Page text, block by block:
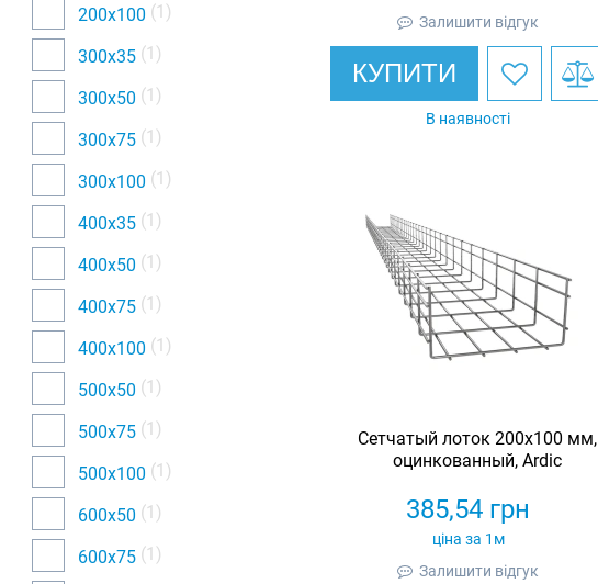
200х100 (1)
300х35 (1)
300х50 (1)
300х75 (1)
300х100 (1)
400х35 (1)
400х50 (1)
400х75 (1)
400х100 (1)
500х50 (1)
500х75 (1)
500х100 (1)
600х50 (1)
600х75 (1)
Залишити відгук
КУПИТИ
В наявності
Сетчатый лоток 200х100 мм,
оцинкованный, Ardic
385,54 грн
ціна за 1м
Залишити відгук